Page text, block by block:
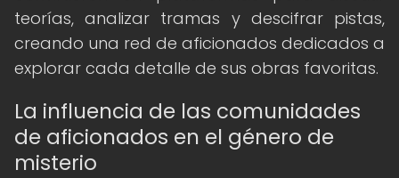
teorías, analizar tramas y descifrar pistas,
creando una red de aficionados dedicados a
explorar cada detalle de sus obras favoritas.
La influencia de las comunidades
de aficionados en el género de
misterio